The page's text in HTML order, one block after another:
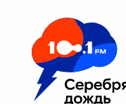
Москва 100.1 FM